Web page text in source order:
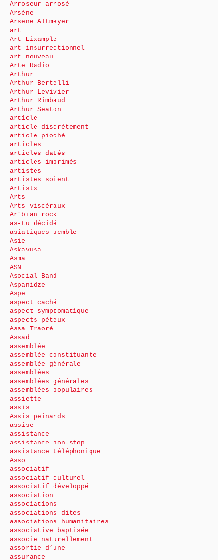
Arroseur arrosé
Arsène
Arsène Altmeyer
art
Art Eixample
art insurrectionnel
art nouveau
Arte Radio
Arthur
Arthur Bertelli
Arthur Levivier
Arthur Rimbaud
Arthur Seaton
article
article discrètement
article pioché
articles
articles datés
articles imprimés
artistes
artistes soient
Artists
Arts
Arts viscéraux
Ar’bian rock
as-tu décidé
asiatiques semble
Asie
Askavusa
Asma
ASN
Asocial Band
Aspanidze
Aspe
aspect caché
aspect symptomatique
aspects péteux
Assa Traoré
Assad
assemblée
assemblée constituante
assemblée générale
assemblées
assemblées générales
assemblées populaires
assiette
assis
Assis peinards
assise
assistance
assistance non-stop
assistance téléphonique
Asso
associatif
associatif culturel
associatif développé
association
associations
associations dites
associations humanitaires
associative baptisée
associe naturellement
assortie d’une
assurance